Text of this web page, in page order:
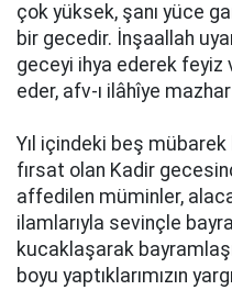
çok yüksek, şanı yüce
bir gecedir. İnşaallah
geceyi ihya ederek
eder, afv-ı ilâhîye
Yıl içindeki beş
fırsat olan Kadir
affedilen müminler,
ilamlarıyla sevinçle
kucaklaşarak
boyu yaptıklarımızın